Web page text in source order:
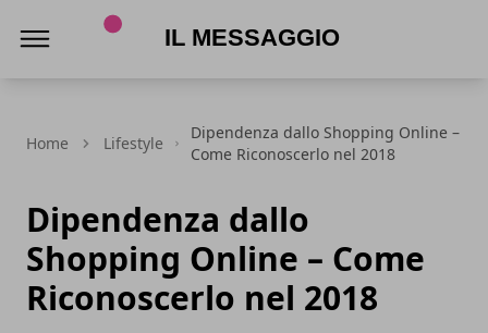
Home Lifestyle
Dipendenza dallo Shopping Online –
Come Riconoscerlo nel 2018
Dipendenza dallo
Shopping Online – Come
Riconoscerlo nel 2018